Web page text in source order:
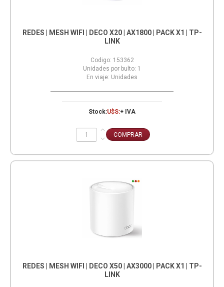
REDES | MESH WIFI | DECO X20 | AX1800 | PACK X1 | TP-
LINK
Codigo: 153362
Unidades por bulto: 1
En viaje: Unidades
Stock:U$S:+ IVA
REDES | MESH WIFI | DECO X50 | AX3000 | PACK X1 | TP-
LINK